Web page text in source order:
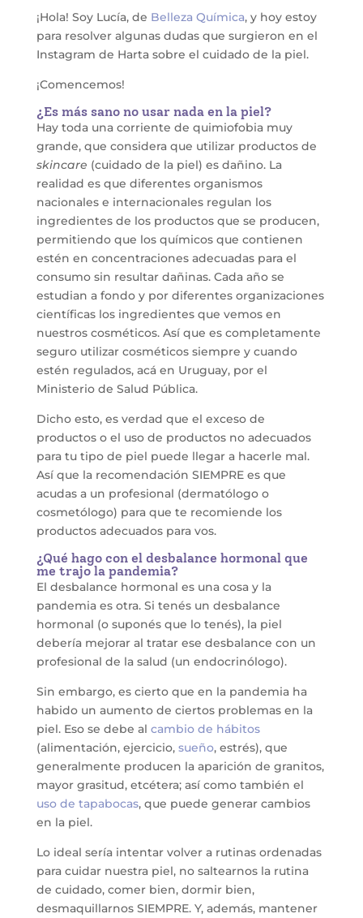
¡Hola! Soy Lucía, de Belleza Química, y hoy estoy
para resolver algunas dudas que surgieron en el
Instagram de Harta sobre el cuidado de la piel.
¡Comencemos!
¿Es más sano no usar nada en la piel?
Hay toda una corriente de quimiofobia muy
grande, que considera que utilizar productos de
skincare (cuidado de la piel) es dañino. La
realidad es que diferentes organismos
nacionales e internacionales regulan los
ingredientes de los productos que se producen,
permitiendo que los químicos que contienen
estén en concentraciones adecuadas para el
consumo sin resultar dañinas. Cada año se
estudian a fondo y por diferentes organizaciones
científicas los ingredientes que vemos en
nuestros cosméticos. Así que es completamente
seguro utilizar cosméticos siempre y cuando
estén regulados, acá en Uruguay, por el
Ministerio de Salud Pública.
Dicho esto, es verdad que el exceso de
productos o el uso de productos no adecuados
para tu tipo de piel puede llegar a hacerle mal.
Así que la recomendación SIEMPRE es que
acudas a un profesional (dermatólogo o
cosmetólogo) para que te recomiende los
productos adecuados para vos.
¿Qué hago con el desbalance hormonal que
me trajo la pandemia?
El desbalance hormonal es una cosa y la
pandemia es otra. Si tenés un desbalance
hormonal (o suponés que lo tenés), la piel
debería mejorar al tratar ese desbalance con un
profesional de la salud (un endocrinólogo).
Sin embargo, es cierto que en la pandemia ha
habido un aumento de ciertos problemas en la
piel. Eso se debe al cambio de hábitos
(alimentación, ejercicio, sueño, estrés), que
generalmente producen la aparición de granitos,
mayor grasitud, etcétera; así como también el
uso de tapabocas, que puede generar cambios
en la piel.
Lo ideal sería intentar volver a rutinas ordenadas
para cuidar nuestra piel, no saltearnos la rutina
de cuidado, comer bien, dormir bien,
desmaquillarnos SIEMPRE. Y, además, mantener